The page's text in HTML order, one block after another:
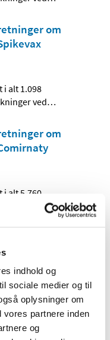
indhold og
sociale medier og til
oplysninger om
partnere inden
og
om
alt 1.098
ved…
om
alt 5.760
ved…